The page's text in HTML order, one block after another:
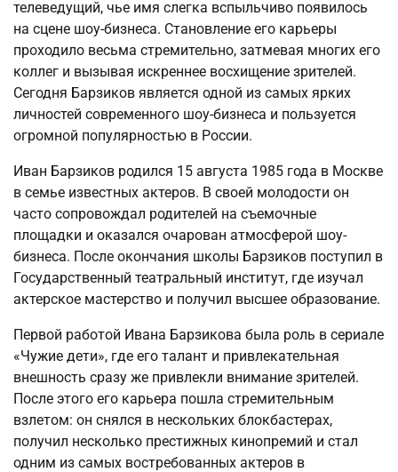
телеведущий, чье имя слегка вспыльчиво появилось
на сцене шоу-бизнеса. Становление его карьеры
проходило весьма стремительно, затмевая многих его
коллег и вызывая искреннее восхищение зрителей.
Сегодня Барзиков является одной из самых ярких
личностей современного шоу-бизнеса и пользуется
огромной популярностью в России.
Иван Барзиков родился 15 августа 1985 года в Москве
в семье известных актеров. В своей молодости он
часто сопровождал родителей на съемочные
площадки и оказался очарован атмосферой шоу-
бизнеса. После окончания школы Барзиков поступил в
Государственный театральный институт, где изучал
актерское мастерство и получил высшее образование.
Первой работой Ивана Барзикова была роль в сериале
«Чужие дети», где его талант и привлекательная
внешность сразу же привлекли внимание зрителей.
После этого его карьера пошла стремительным
взлетом: он снялся в нескольких блокбастерах,
получил несколько престижных кинопремий и стал
одним из самых востребованных актеров в